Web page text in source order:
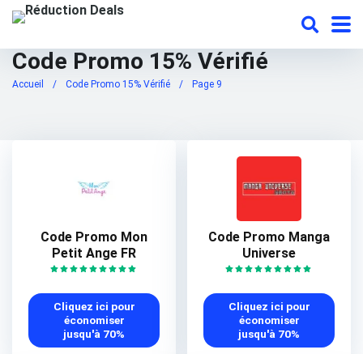
Code Promo 15% Vérifié
Accueil / Code Promo 15% Vérifié / Page 9
Code Promo Mon
Petit Ange FR
Cliquez ici pour
économiser
jusqu'à 70%
Code Promo Manga
Universe
Cliquez ici pour
économiser
jusqu'à 70%